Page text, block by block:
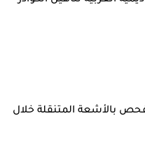
أكثر من 14 ألف فحص بالأشعة المتنقلة خلال